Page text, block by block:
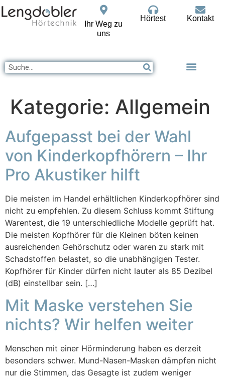
Ihr Weg zu
uns
Hörtest Kontakt
Kategorie: Allgemein
Aufgepasst bei der Wahl
von Kinderkopfhörern – Ihr
Pro Akustiker hilft
Die meisten im Handel erhältlichen Kinderkopfhörer sind
nicht zu empfehlen. Zu diesem Schluss kommt Stiftung
Warentest, die 19 unterschiedliche Modelle geprüft hat.
Die meisten Kopfhörer für die Kleinen böten keinen
ausreichenden Gehörschutz oder waren zu stark mit
Schadstoffen belastet, so die unabhängigen Tester.
Kopfhörer für Kinder dürfen nicht lauter als 85 Dezibel
(dB) einstellbar sein. […]
Mit Maske verstehen Sie
nichts? Wir helfen weiter
Menschen mit einer Hörminderung haben es derzeit
besonders schwer. Mund-Nasen-Masken dämpfen nicht
nur die Stimmen, das Gesagte ist zudem weniger